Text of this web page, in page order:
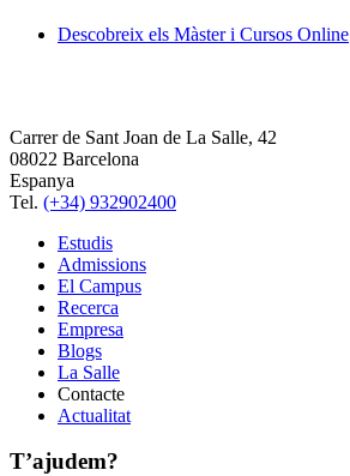
Descobreix els Màster i Cursos Online
Carrer de Sant Joan de La Salle, 42
08022 Barcelona
Espanya
Tel. (+34) 932902400
Estudis
Admissions
El Campus
Recerca
Empresa
Blogs
La Salle
Contacte
Actualitat
T’ajudem?